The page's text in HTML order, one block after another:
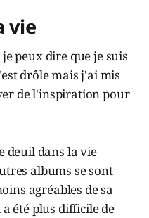
vie
peux dire que je suis
drôle mais j'ai mis
de l'inspiration pour
deuil dans la vie
albums se sont
agréables de sa
été plus difficile de